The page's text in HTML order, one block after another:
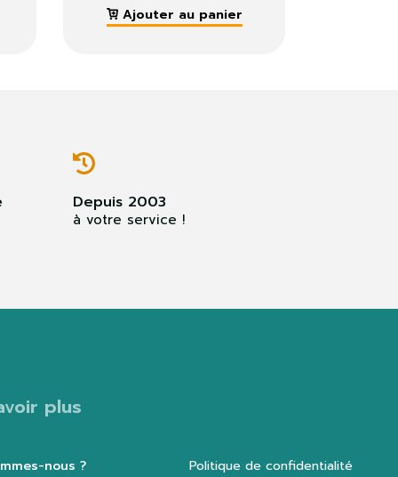
Ajouter au panier
Depuis 2003
à votre service !
plus
nous ? Politique de confidentialité